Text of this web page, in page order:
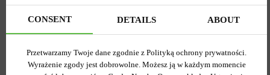
CONSENT DETAILS ABOUT
Przetwarzamy Twoje dane zgodnie z Polityką ochrony prywatności.
Wyrażenie zgody jest dobrowolne. Możesz ją w każdym momencie